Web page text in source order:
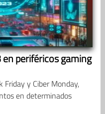
periféricos gaming
y Ciber Monday,
en determinados